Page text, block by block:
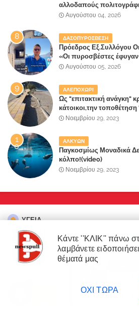
αλλοδαπούς
κυβέρνηση!
Αυγούστου 04, 2026
ΔΑΣΟΠΥΡΟΣΒΕΣΗ
Πρόεδρος Εξ.Συλλόγου
«Οι πυροσβέστες
κατοίκους»
Αυγούστου 05, 2026
ΑΛΕΠΟΧΩΡΙ
Ως "επιτακτική ανάγκη"
κάτοικοι,την
Παραλιακής Ζώνης" στο
Νοεμβρίου 29, 2023
ΑΛΚΥΩΝ
Παγκοσμίως Μοναδικά
κόλπο!(video)
Νοεμβρίου 29, 2023
ΥΓΕΙΑ
Our website uses cookies to enhance
Κάντε ''ΚΛΙΚ'' πάνω
λαμβάνετε
θέματά μας
ΟΧΙ ΤΩΡΑ